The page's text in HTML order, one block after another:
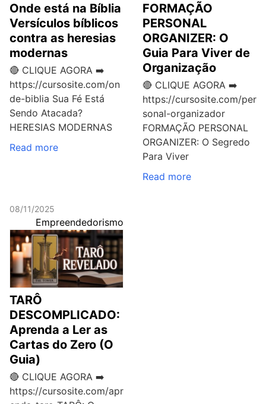
Onde está na Bíblia
Versículos bíblicos
contra as heresias
modernas
🔴 CLIQUE AGORA ➡️
https://cursosite.com/on
de-biblia Sua Fé Está
Sendo Atacada?
HERESIAS MODERNAS
Read more
FORMAÇÃO
PERSONAL
ORGANIZER: O
Guia Para Viver de
Organização
🔴 CLIQUE AGORA ➡️
https://cursosite.com/per
sonal-organizador
FORMAÇÃO PERSONAL
ORGANIZER: O Segredo
Para Viver
Read more
08/11/2025
Empreendedorismo
TARÔ
DESCOMPLICADO:
Aprenda a Ler as
Cartas do Zero (O
Guia)
🔴 CLIQUE AGORA ➡️
https://cursosite.com/apr